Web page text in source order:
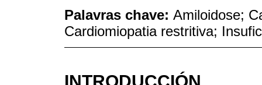
Palavras chave: Amiloidose;
Cardiomiopatia restritiva;
INTRODUCCIÓN